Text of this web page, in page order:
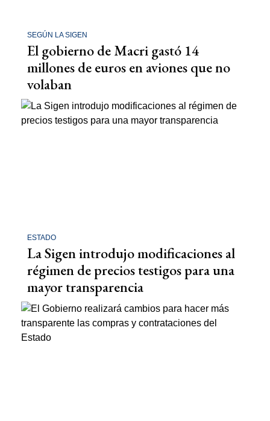
SEGÚN LA SIGEN
El gobierno de Macri gastó 14
millones de euros en aviones que no
volaban
ESTADO
La Sigen introdujo modificaciones al
régimen de precios testigos para una
mayor transparencia